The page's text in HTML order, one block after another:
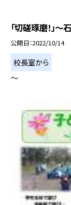
「切磋琢磨！」
公開日 2022/10/14
校長室から
〜